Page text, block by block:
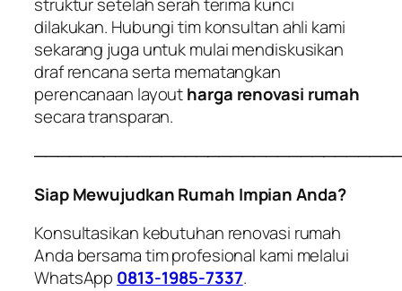
dilakukan. Hubungi tim konsultan ahli kami
sekarang juga untuk mulai mendiskusikan
draf rencana serta mematangkan
perencanaan layoutharga renovasi rumah
secara transparan.
Siap Mewujudkan Rumah Impian Anda?
Konsultasikan kebutuhan renovasi rumah
Anda bersama tim profesional kami melalui
WhatsApp 0813-1985-7337.